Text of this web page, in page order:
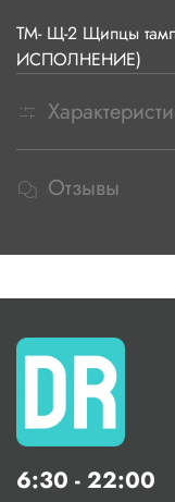
ТМ- Щ-2 Щипцы
ИСПОЛНЕНИЕ)
Отзывы
6:30 - 22:00